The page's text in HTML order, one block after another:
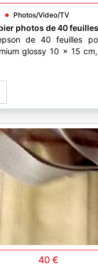
Photos/Video/TV
photos de 40
de 40 feuilles
glossy 10 x 15
40 €